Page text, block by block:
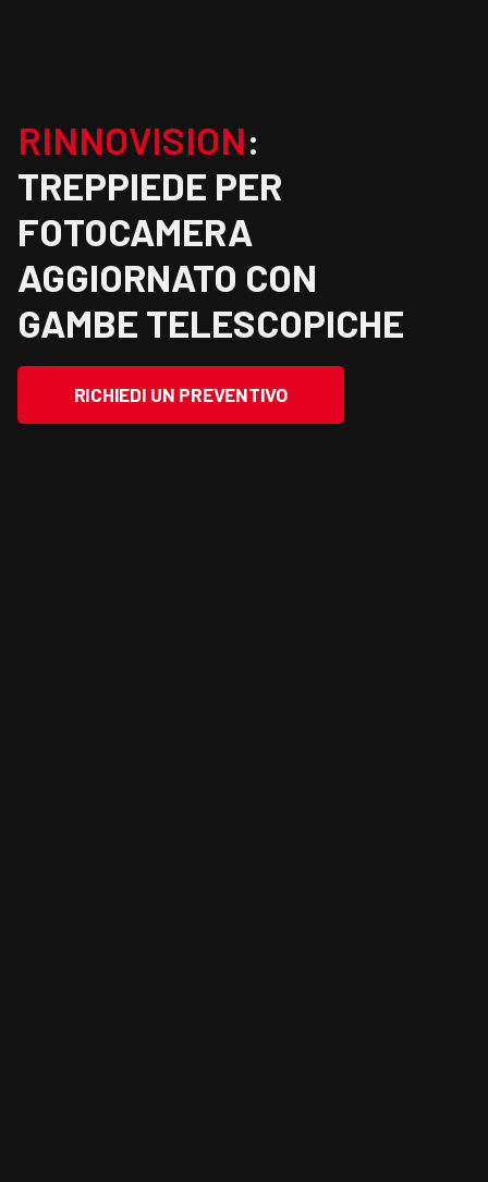
RINNOVISION:
TREPPIEDE PER
FOTOCAMERA
AGGIORNATO CON
GAMBE TELESCOPICHE
RICHIEDI UN PREVENTIVO